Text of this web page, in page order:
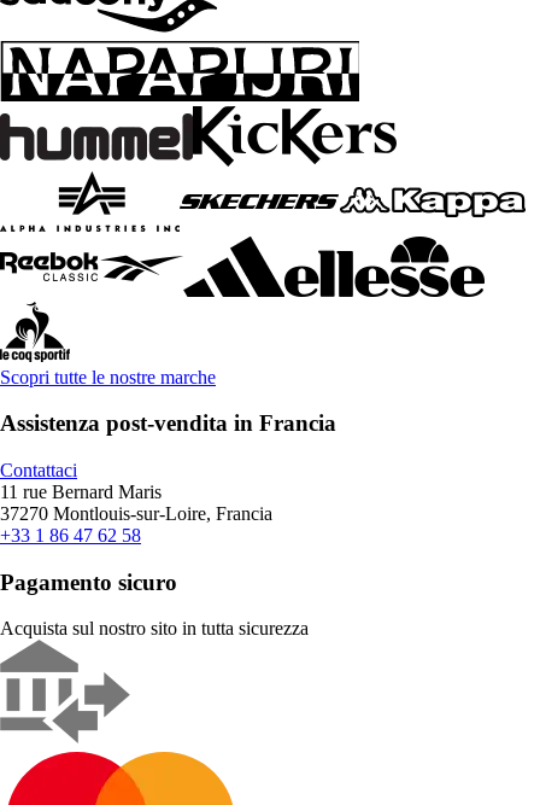
Scopri tutte le nostre marche
Assistenza post-vendita in Francia
Contattaci
11 rue Bernard Maris
37270 Montlouis-sur-Loire, Francia
+33 1 86 47 62 58
Pagamento sicuro
Acquista sul nostro sito in tutta sicurezza